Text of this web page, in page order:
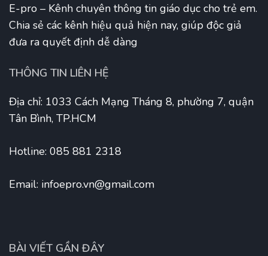
E-pro – Kênh chuyên thông tin giáo dục cho trẻ em.
Chia sẻ các kênh hiệu quả hiện nay, giúp độc giả
đưa ra quyết định dễ dàng
THÔNG TIN LIÊN HỆ
Địa chỉ: 1033 Cách Mạng Tháng 8, phường 7, quận
Tân Bình, TP.HCM
Hotline: 085 881 2318
Email: infoepro.vn@gmail.com
BÀI VIẾT GẦN ĐÂY